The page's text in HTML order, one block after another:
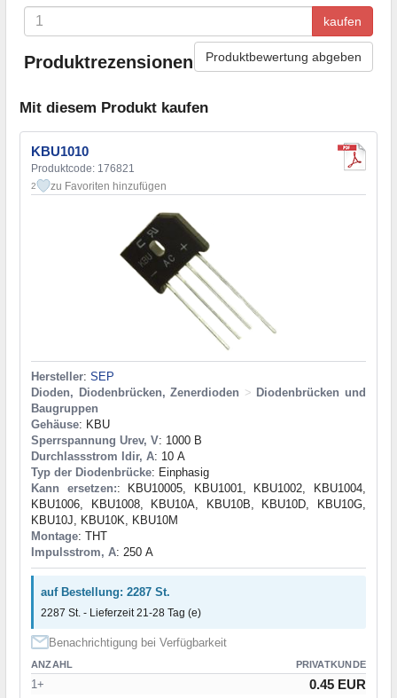
kaufen
Produktrezensionen Produktbewertung abgeben
Mit diesem Produkt kaufen
KBU1010
Produktcode: 176821
2 zu Favoriten hinzufügen
Hersteller: SEP
Dioden, Diodenbrücken, Zenerdioden > Diodenbrücken und
Baugruppen
Gehäuse: KBU
Sperrspannung Urev, V: 1000 В
Durchlassstrom Idir, A: 10 А
Typ der Diodenbrücke: Einphasig
Kann ersetzen:: KBU10005, KBU1001, KBU1002, KBU1004,
KBU1006, KBU1008, KBU10A, KBU10B, KBU10D, KBU10G,
KBU10J, KBU10K, KBU10M
Montage: THT
Impulsstrom, A: 250 А
auf Bestellung: 2287 St.
2287 St. - Lieferzeit 21-28 Tag (e)
Benachrichtigung bei Verfügbarkeit
ANZAHL PRIVATKUNDE
1+ 0.45 EUR